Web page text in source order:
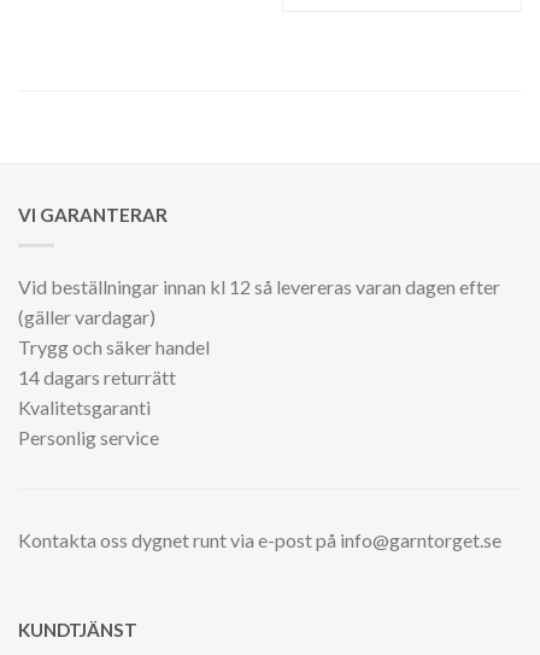
VI GARANTERAR
Vid beställningar innan kl 12 så levereras varan dagen efter
(gäller vardagar)
Trygg och säker handel
14 dagars returrätt
Kvalitetsgaranti
Personlig service
Kontakta oss dygnet runt via e-post på info@garntorget.se
KUNDTJÄNST